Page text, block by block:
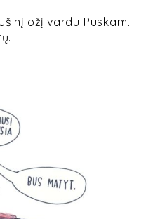
ožį vardu Puskam.